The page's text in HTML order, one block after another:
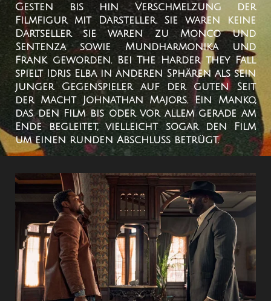
Gesten bis hin Verschmelzung der
Filmfigur mit Darsteller. Sie waren keine
Dartseller sie waren zu Monco und
Sentenza sowie Mundharmonika und
Frank geworden. Bei The Harder they Fall
spielt Idris Elba in anderen Sphären als sein
junger Gegenspieler auf der guten Seit
der Macht Johnathan Majors. Ein Manko,
das den Film bis oder vor allem gerade am
Ende begleitet, vielleicht sogar den Film
um einen runden Abschluss betrügt.